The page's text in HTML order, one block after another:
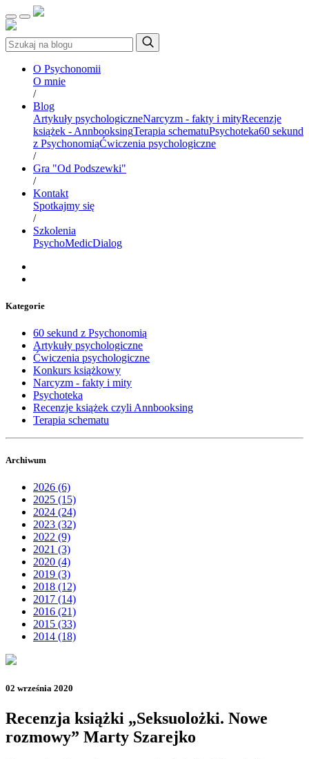
O Psychonomii
O mnie
/
Blog
Artykuły psychologiczneNarcyzm - fakty i mityRecenzje
książek - AnnbooksingTerapia schematuPsychoteka60 sekund
z PsychonomiąĆwiczenia psychologiczne
/
Gra "Od Podszewki"
/
Kontakt
Spotkajmy się
/
Szkolenia
PsychoMedicDialog
Kategorie
60 sekund z Psychonomią
Artykuły psychologiczne
Ćwiczenia psychologiczne
Konkurs książkowy
Narcyzm - fakty i mity
Psychoteka
Recenzje książek czyli Annbooksing
Terapia schematu
Archiwum
2026 (6)
2025 (15)
2024 (24)
2023 (32)
2022 (9)
2021 (3)
2020 (4)
2019 (3)
2018 (12)
2017 (14)
2016 (21)
2015 (33)
2014 (18)
02 września 2020
Recenzja książki „Seksuolożki. Nowe
rozmowy” Marty Szarejko